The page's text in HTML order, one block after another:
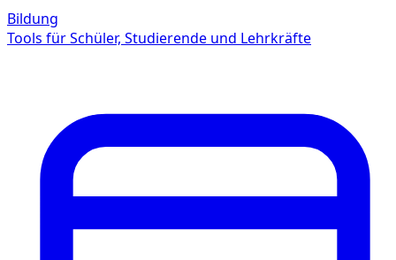
Bildung
Tools für Schüler, Studierende und Lehrkräfte